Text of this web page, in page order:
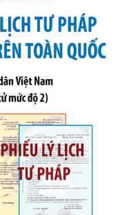
Chính phủ: Sửa
phủ quy định xử
được sửa đổi, bổ
tục hành chính mới
bỏ và phê duyệt
thủ tục hành
vi chức năng quản